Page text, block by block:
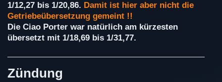
1/12,27 bis 1/20,86. Damit ist hier aber nicht die
Getriebeübersetzung gemeint !!
Die Ciao Porter war natürlich am kürzesten
übersetzt mit 1/18,69 bis 1/31,77.
Zündung